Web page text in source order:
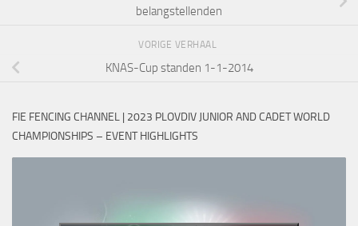
belangstellenden
VORIGE VERHAAL
KNAS-Cup standen 1-1-2014
FIE FENCING CHANNEL | 2023 PLOVDIV JUNIOR AND CADET WORLD
CHAMPIONSHIPS – EVENT HIGHLIGHTS